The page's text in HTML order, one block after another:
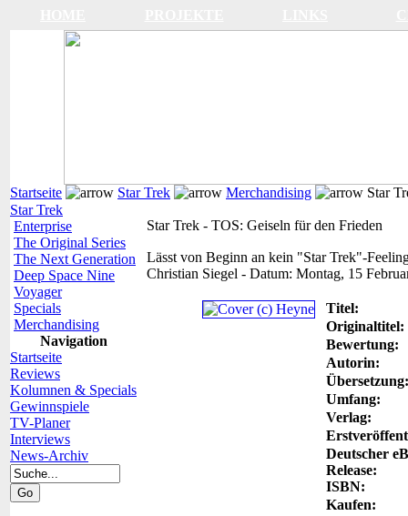
Startseite Star Trek Merchandising
Star
Star Trek
Enterprise
The Original Series
The Next Generation
Deep Space Nine
Voyager
Specials
Merchandising
Navigation
Startseite
Reviews
Kolumnen & Specials
Gewinnspiele
TV-Planer
Interviews
News-Archiv
Star Trek - TOS: Geiseln für den Frieden
Lässt von Beginn an kein "Star Trek"-
Christian Siegel - Datum: Montag, 15
Titel:
Originaltitel:
Bewertung:
Autorin:
Übersetzung:
Umfang:
Verlag:
Deutscher
Release:
ISBN:
Kaufen: